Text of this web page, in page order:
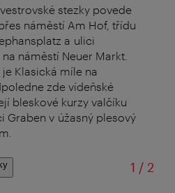
stezky povede
náměstí Am Hof, třídu
a ulici
náměstí Neuer Markt.
Klasická míle na
zde vídeňské
bleskové kurzy valčíku
Graben v úžasný plesový
1 /z2